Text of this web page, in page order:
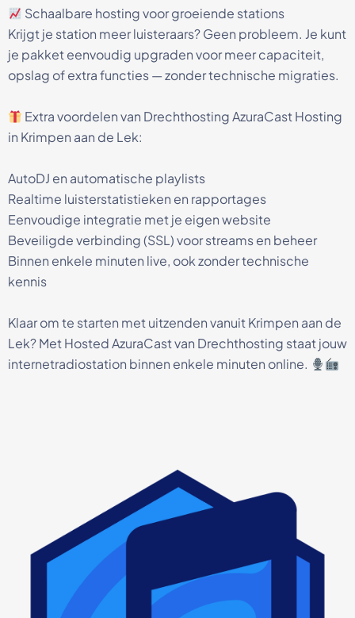
Schaalbare hosting voor groeiende stations
Krijgt je station meer luisteraars? Geen probleem. Je kunt
je pakket eenvoudig upgraden voor meer capaciteit,
opslag of extra functies — zonder technische migraties.
Extra voordelen van Drechthosting AzuraCast Hosting
in Krimpen aan de Lek:
AutoDJ en automatische playlists
Realtime luisterstatistieken en rapportages
Eenvoudige integratie met je eigen website
Beveiligde verbinding (SSL) voor streams en beheer
Binnen enkele minuten live, ook zonder technische
kennis
Klaar om te starten met uitzenden vanuit Krimpen aan de
Lek? Met Hosted AzuraCast van Drechthosting staat jouw
internetradiostation binnen enkele minuten online.